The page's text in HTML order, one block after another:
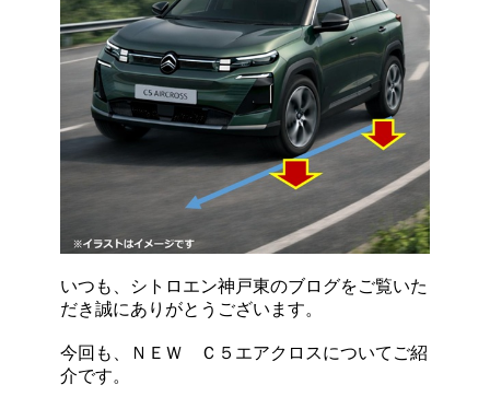
いつも、シトロエン神戸東のブログをご覧いた
だき誠にありがとうございます。
今回も、ＮＥＷ Ｃ５エアクロスについてご紹
介です。